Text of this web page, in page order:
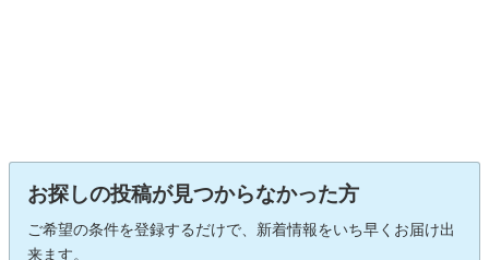
お探しの投稿が見つからなかった方
ご希望の条件を登録するだけで、新着情報をいち早くお届け出
来ます。